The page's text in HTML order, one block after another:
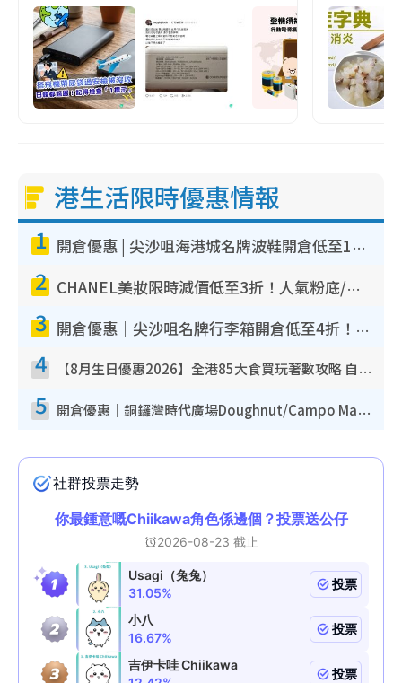
港生活限時優惠情報
1 開倉優惠 | 尖沙咀海港城名牌波鞋開倉低至1折！On鞋$899起／Joy&Peace鞋履$98起
2 CHANEL美妝限時減價低至3折！人氣粉底/唇膏/精華液低至$275！COCO香水都有平
3 開倉優惠｜尖沙咀名牌行李箱開倉低至4折！一連5日 American Tourister/ace./Hallmark $200起！
4 【8月生日優惠2026】全港85大食買玩著數攻略 自助餐/火鍋放題同行免費＋誠品/DONKI送現金券
5 開倉優惠｜銅鑼灣時代廣場Doughnut/Campo Marzio開倉低至1折！背囊、書包、手袋劈價$200起